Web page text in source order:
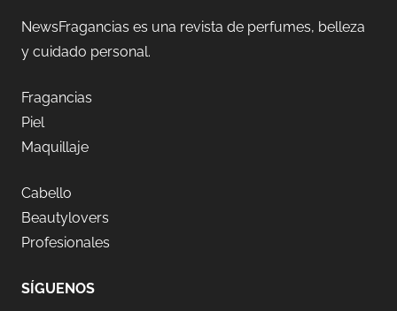
NewsFragancias es una revista de perfumes, belleza
y cuidado personal.
Fragancias
Piel
Maquillaje
Cabello
Beautylovers
Profesionales
SÍGUENOS